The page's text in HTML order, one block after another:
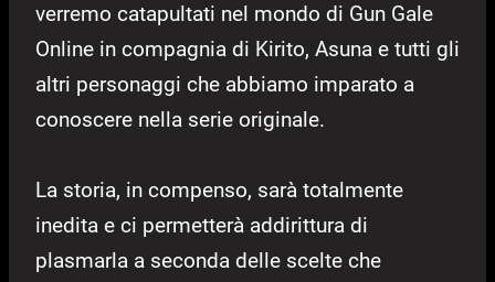
verremo catapultati nel mondo di Gun Gale
Online in compagnia di Kirito, Asuna e tutti gli
altri personaggi che abbiamo imparato a
conoscere nella serie originale.
La storia, in compenso, sarà totalmente
inedita e ci permetterà addirittura di
plasmarla a seconda delle scelte che